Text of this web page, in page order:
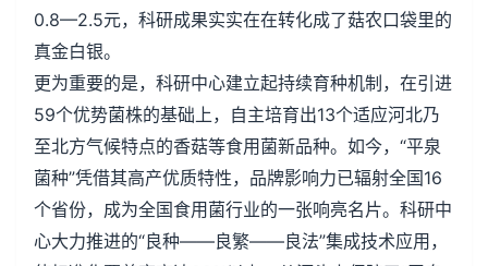
0.8—2.5元，科研成果实实在在转化成了菇农口袋里的
真金白银。
更为重要的是，科研中心建立起持续育种机制，在引进
59个优势菌株的基础上，自主培育出13个适应河北乃
至北方气候特点的香菇等食用菌新品种。如今，“平泉
菌种”凭借其高产优质特性，品牌影响力已辐射全国16
个省份，成为全国食用菌行业的一张响亮名片。科研中
心大力推进的“良种——良繁——良法”集成技术应用，